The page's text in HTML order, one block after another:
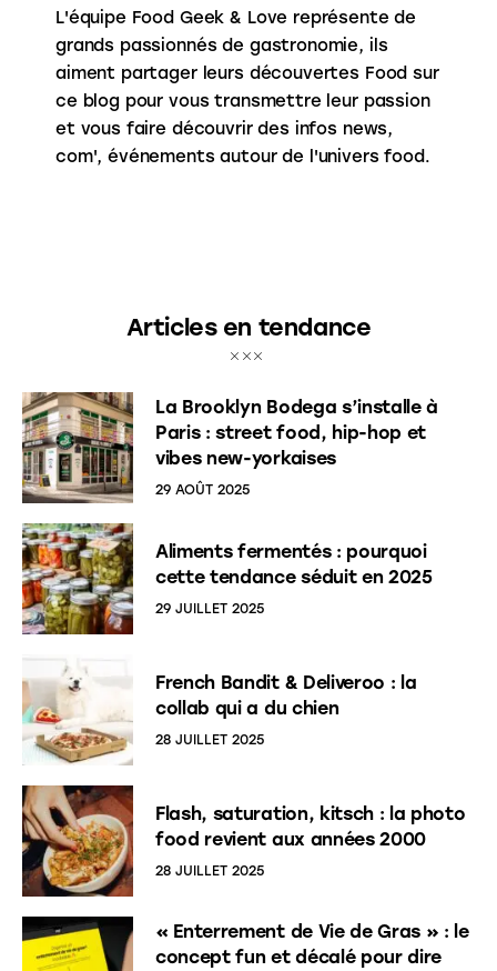
L'équipe Food Geek & Love représente de
grands passionnés de gastronomie, ils
aiment partager leurs découvertes Food sur
ce blog pour vous transmettre leur passion
et vous faire découvrir des infos news,
com', événements autour de l'univers food.
Articles en tendance
La Brooklyn Bodega s’installe à
Paris : street food, hip-hop et
vibes new-yorkaises
29 AOÛT 2025
Aliments fermentés : pourquoi
cette tendance séduit en 2025
29 JUILLET 2025
French Bandit & Deliveroo : la
collab qui a du chien
28 JUILLET 2025
Flash, saturation, kitsch : la photo
food revient aux années 2000
28 JUILLET 2025
« Enterrement de Vie de Gras » : le
concept fun et décalé pour dire